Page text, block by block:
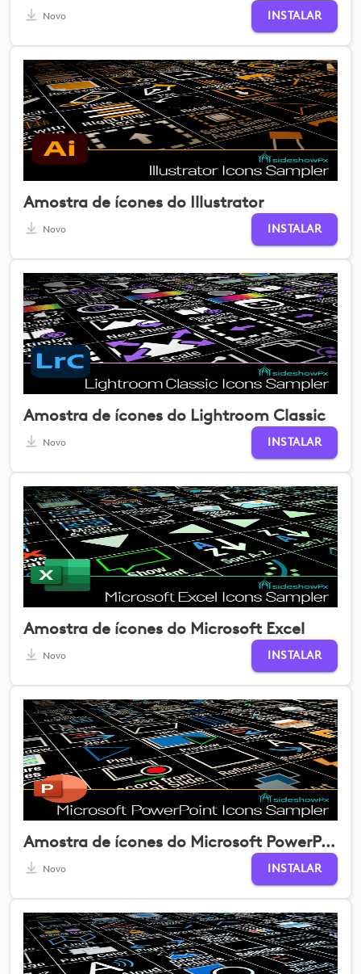
Novo INSTALAR
Amostra de ícones do Illustrator
Novo INSTALAR
Amostra de ícones do Lightroom Classic
Novo INSTALAR
Amostra de ícones do Microsoft Excel
Novo INSTALAR
Amostra de ícones do Microsoft PowerPoint
Novo INSTALAR